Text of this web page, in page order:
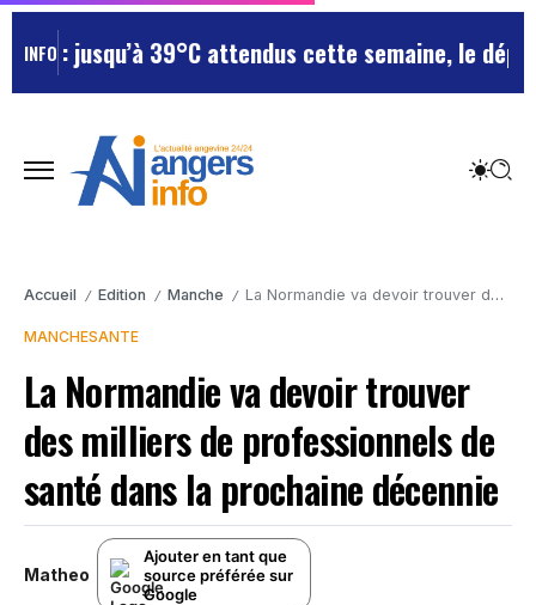
INFO
jusqu’à 39°C attendus cette semaine, le
Accueil / Edition / Manche / La Normandie va devoir trouver des milliers de professionnels de santé dans la prochaine décennie
MANCHESANTE
La Normandie va devoir trouver
des milliers de professionnels de
santé dans la prochaine décennie
Matheo
Ajouter en tant que
source préférée sur
Google